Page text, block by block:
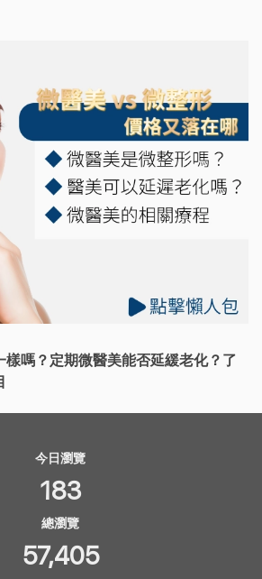
樣嗎？定期微醫美能否延緩老化？了
今日瀏覽
183
總瀏覽
57,405